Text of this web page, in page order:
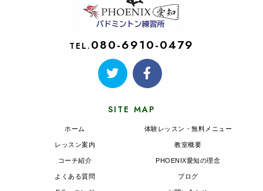
TEL. 080-6910-0479
SITE MAP
ホーム
レッスン案内
コーチ紹介
よくある質問
体験レッスン・無料メニュー
教室概要
PHOENIX愛知の理念
ブログ